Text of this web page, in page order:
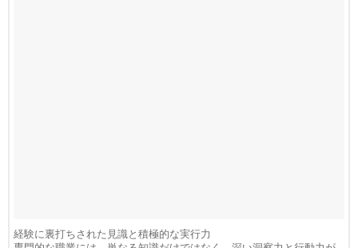
経験に裏打ちされた見識と積極的な実行力